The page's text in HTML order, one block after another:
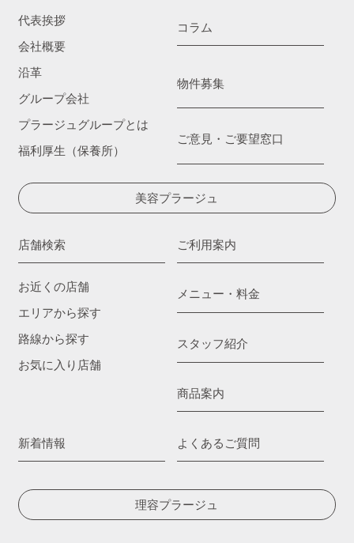
代表挨拶
会社概要
沿革
グループ会社
プラージュグループとは
福利厚生（保養所）
コラム
物件募集
ご意見・ご要望窓口
美容プラージュ
店舗検索
お近くの店舗
エリアから探す
路線から探す
お気に入り店舗
ご利用案内
メニュー・料金
スタッフ紹介
商品案内
新着情報 よくあるご質問
理容プラージュ